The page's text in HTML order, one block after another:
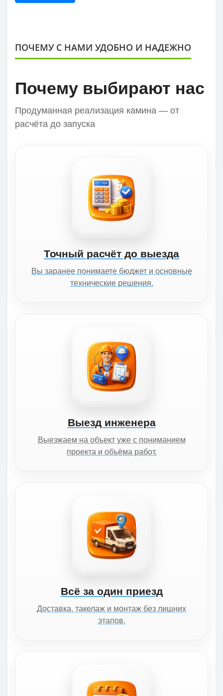
ПОЧЕМУ С НАМИ УДОБНО И НАДЕЖНО
Почему выбирают нас
Продуманная реализация камина — от
расчёта до запуска
Точный расчёт до выезда
Вы заранее понимаете бюджет и основные
технические решения.
Выезд инженера
Выезжаем на объект уже с пониманием
проекта и объёма работ.
Всё за один приезд
Доставка, такелаж и монтаж без лишних
этапов.